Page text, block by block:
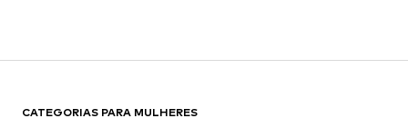
CATEGORIAS PARA MULHERES